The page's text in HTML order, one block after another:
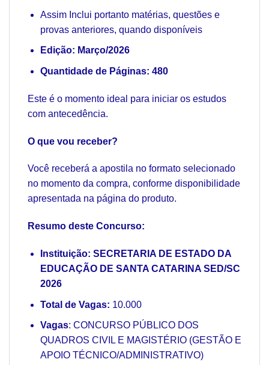
Assim Inclui portanto matérias, questões e
provas anteriores, quando disponíveis
Edição: Março/2026
Quantidade de Páginas: 480
Este é o momento ideal para iniciar os estudos
com antecedência.
O que vou receber?
Você receberá a apostila no formato selecionado
no momento da compra, conforme disponibilidade
apresentada na página do produto.
Resumo deste Concurso:
Instituição: SECRETARIA DE ESTADO DA
EDUCAÇÃO DE SANTA CATARINA SED/SC
2026
Total de Vagas: 10.000
Vagas: CONCURSO PÚBLICO DOS
QUADROS CIVIL E MAGISTÉRIO (GESTÃO E
APOIO TÉCNICO/ADMINISTRATIVO)